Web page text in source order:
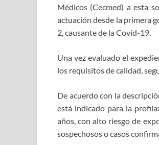
Médicos (Cecmed) a esta
actuación desde la primera
2, causante de la Covid-19.
Una vez evaluado el
los requisitos de calidad,
De acuerdo con la
está indicado para la
años, con alto riesgo de
sospechosos o casos